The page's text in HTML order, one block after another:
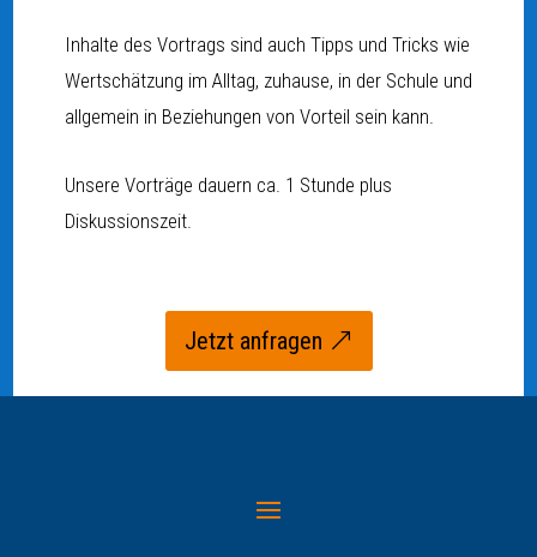
Inhalte des Vortrags sind auch Tipps und Tricks wie
Wertschätzung im Alltag, zuhause, in der Schule und
allgemein in Beziehungen von Vorteil sein kann.
Unsere Vorträge dauern ca. 1 Stunde plus
Diskussionszeit.
Jetzt anfragen